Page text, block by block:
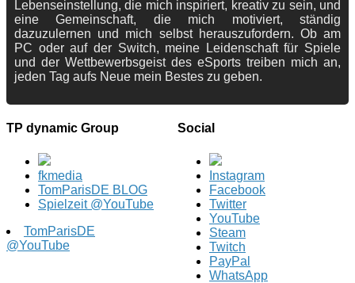
Lebenseinstellung, die mich inspiriert, kreativ zu sein, und
eine Gemeinschaft, die mich motiviert, ständig
dazuzulernen und mich selbst herauszufordern. Ob am
PC oder auf der Switch, meine Leidenschaft für Spiele
und der Wettbewerbsgeist des eSports treiben mich an,
jeden Tag aufs Neue mein Bestes zu geben.
TP dynamic Group
fkmedia
TomParisDE BLOG
Spielzeit @YouTube
TomParisDE
@YouTube
Social
Instagram
Facebook
Twitter
YouTube
Steam
Twitch
PayPal
WhatsApp